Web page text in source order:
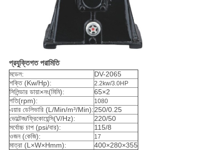
প্রযুক্তিগত পরামিতি
মডেল:
DV-2065
শক্তি (Kw/Hp):
2.2kw/3.0HP
সিলিন্ডার ডায়া×নং(মিমি):
65×2
গতি(rpm):
1080
এয়ার ডেলিভারি (L/Min/m³/Min):250/0.25
ভোল্টেজ/ফ্রিকোয়েন্সি(V/Hz):
220/50
সর্বোচ্চ চাপ (psi/বার):
115/8
ওজন (কেজি):
17
মাত্রা (L×W×Hmm): 400×280×355